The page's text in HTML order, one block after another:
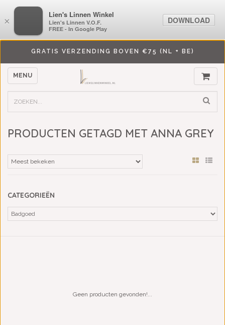
GRATIS VERZENDING BOVEN €75 (NL + BE)
MENU
PRODUCTEN GETAGD MET ANNA GREY
CATEGORIEËN
Geen producten gevonden!...
×
LiensLinnenwinkel.nl
Lien's Linnen V.O.F.
FREE - In Google Play
DOWNLOAD
×
Lien's Linnen Winkel
Lien's Linnen V.O.F.
FREE - In Google Play
DOWNLOAD